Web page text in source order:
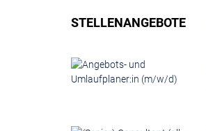
STELLENANGEBOTE